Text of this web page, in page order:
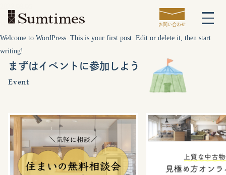
お問い合わせ
Uncategorized
Hello world!
Welcome to WordPress. This is your first post. Edit or delete it, then start
writing!
まずはイベントに参加しよう
Event